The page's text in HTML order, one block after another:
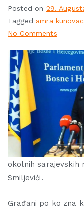
Posted on 29.
Tagged amra kunovac
No Comments
okolnih sarajevskih
Smiljevići.
Građani po ko zna